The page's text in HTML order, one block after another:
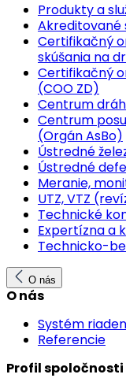
Produkty a
Akreditované
Certifikačný
skúšania na
Certifikačný
(COO ZD)
Centrum
Centrum
(Orgán AsBo)
Ústredné
Ústredné
Meranie,
UTZ, VTZ
Technické
Expertízna a
Technicko-
O nás
O nás
Systém
Referencie
Profil spoločnosti